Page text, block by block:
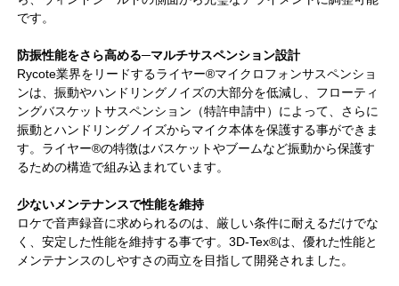
です。
防振性能をさら高める─マルチサスペンション設計
Rycote業界をリードするライヤー®マイクロフォンサスペンショ
ンは、振動やハンドリングノイズの大部分を低減し、フローティ
ングバスケットサスペンション（特許申請中）によって、さらに
振動とハンドリングノイズからマイク本体を保護する事ができま
す。ライヤー®の特徴はバスケットやブームなど振動から保護す
るための構造で組み込まれています。
少ないメンテナンスで性能を維持
ロケで音声録音に求められるのは、厳しい条件に耐えるだけでな
く、安定した性能を維持する事です。3D-Tex®は、優れた性能と
メンテナンスのしやすさの両立を目指して開発されました。